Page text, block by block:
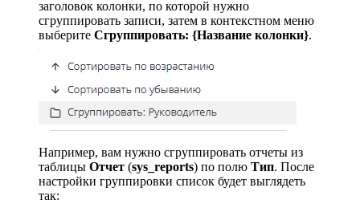
заголовок колонки, по которой нужно
сгруппировать записи, затем в контекстном меню
выберите Сгруппировать: {Название колонки}.
Например, вам нужно сгруппировать отчеты из
таблицы Отчет (sys_reports) по полю Тип. После
настройки группировки список будет выглядеть
так: